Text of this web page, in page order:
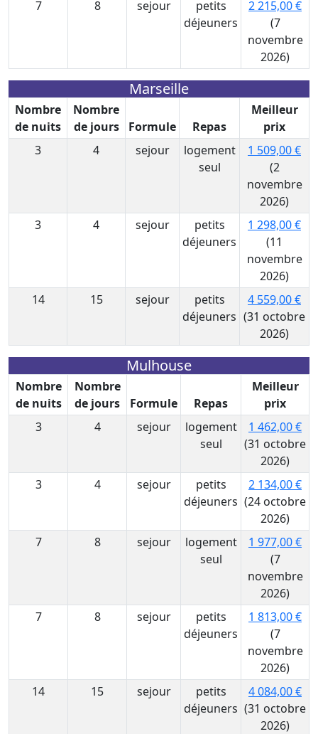
7 8 sejour
petits
déjeuners
2 215,00 €
(7
novembre
2026)
Marseille
Nombre
de nuits
Nombre
de jours
Formule Repas
Meilleur
prix
3
4 sejour
logement
seul
1 509,00 €
(2
novembre
2026)
3
4 sejour
petits
déjeuners
1 298,00 €
(11
novembre
2026)
14
15 sejour
petits
déjeuners
4 559,00 €
(31 octobre
2026)
Mulhouse
Nombre
de nuits
Nombre
de jours
Formule Repas
Meilleur
prix
3
4 sejour
logement
seul
1 462,00 €
(31 octobre
2026)
3
4 sejour
petits
déjeuners
2 134,00 €
(24 octobre
2026)
7
8 sejour
logement
seul
1 977,00 €
(7
novembre
2026)
7
8 sejour
petits
déjeuners
1 813,00 €
(7
novembre
2026)
14
15 sejour
petits
déjeuners
4 084,00 €
(31 octobre
2026)